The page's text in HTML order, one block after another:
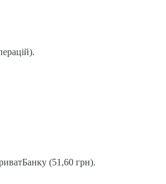
(51,60 грн).